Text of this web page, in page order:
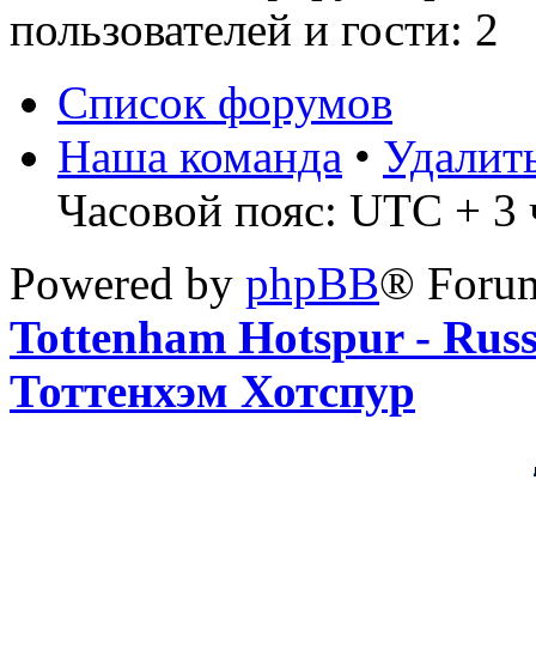
пользователей и гости: 2
Список форумов
Наша команда •
Часовой пояс: UTC + 3
Powered by phpBB®
Tottenham Hotspur -
Тоттенхэм Хотспур